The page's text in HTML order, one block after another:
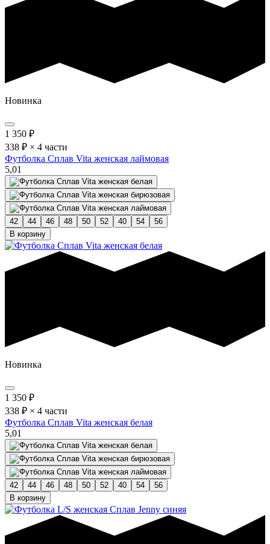
Новинка
1 350 ₽
338 ₽ × 4 части
Футболка Сплав Vita женская лаймовая
5,01
42 44 46 48 50 52 40 54
56
В корзину
Новинка
1 350 ₽
338 ₽ × 4 части
Футболка Сплав Vita женская белая
5,01
42 44 46 48 50 52 40 54
56
В корзину